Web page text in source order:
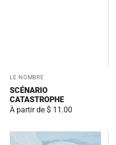
Fournisseur:
LE NOMBRE
SCÉNARIO
CATASTROPHE
Prix
habituel
À partir de $ 11.00